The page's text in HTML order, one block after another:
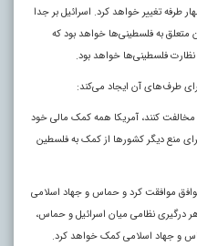
حالی که جاده ۹۰ به جاده چهار طرفه تغییر خواهد کرد. اسرائیل بر جدا
آن متعلق به فلسطینی‌ها خواهد بود که
فلسطینی‌ها خواهد بود.
طرف‌های آن ایجاد می‌کند:
کنند، آمریکا همه کمک مالی خود
منع دیگر کشورها از کمک به فلسطین
موافقت کرد و حماس و جهاد اسلامی
درگیری نظامی میان اسرائیل و حماس،
و جهاد اسلامی کمک خواهد کرد.